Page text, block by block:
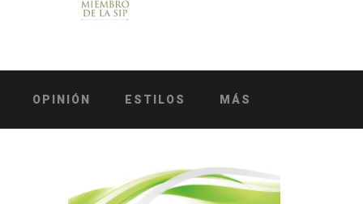
OPINIÓN ESTILOS MÁS